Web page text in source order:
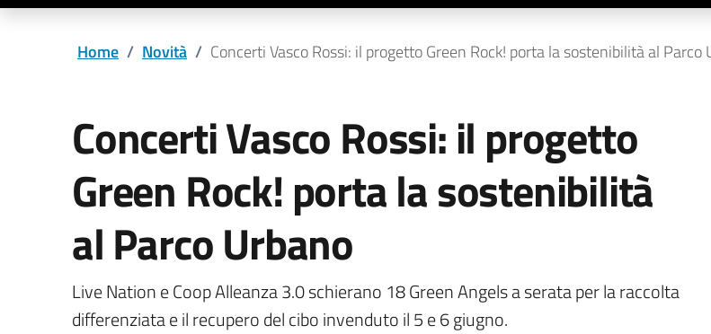
Home / Novità / Concerti Vasco Rossi: il progetto Green Rock! porta la sostenibilità al Parco
Concerti Vasco Rossi: il progetto
Green Rock! porta la sostenibilità
al Parco Urbano
Live Nation e Coop Alleanza 3.0 schierano 18 Green Angels a serata per la raccolta
differenziata e il recupero del cibo invenduto il 5 e 6 giugno.